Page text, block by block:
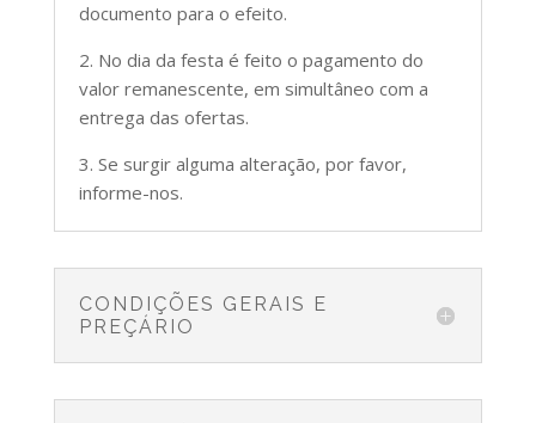
documento para o efeito.
2. No dia da festa é feito o pagamento do
valor remanescente, em simultâneo com a
entrega das ofertas.
3. Se surgir alguma alteração, por favor,
informe-nos.
CONDIÇÕES GERAIS E
PREÇÁRIO